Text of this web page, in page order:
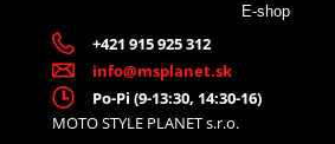
Na centrálnom sklade
E-shop
+421 915 925 312
info@msplanet.sk
Po-Pi (9-13:30, 14:30-16)
MOTO STYLE PLANET s.r.o.